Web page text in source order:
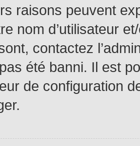
raisons peuvent
nom d’utilisateur
contactez
été banni. Il est
de configuration